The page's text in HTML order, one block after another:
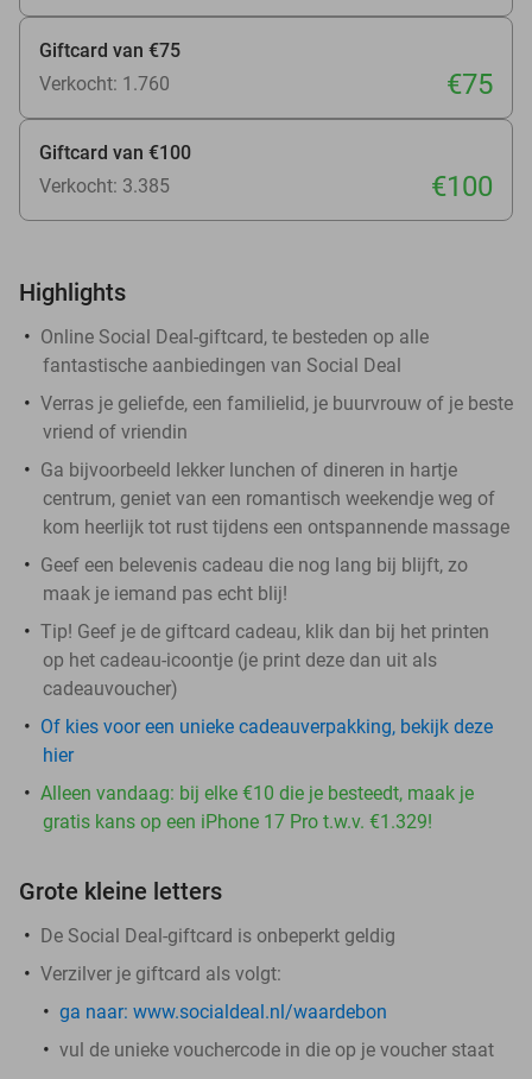
Giftcard van €75
Verkocht: 1.760
€75
Giftcard van €100
Verkocht: 3.385
€100
Highlights
Online Social Deal-giftcard, te besteden op alle
fantastische aanbiedingen van Social Deal
Verras je geliefde, een familielid, je buurvrouw of je beste
vriend of vriendin
Ga bijvoorbeeld lekker lunchen of dineren in hartje
centrum, geniet van een romantisch weekendje weg of
kom heerlijk tot rust tijdens een ontspannende massage
Geef een belevenis cadeau die nog lang bij blijft, zo
maak je iemand pas echt blij!
Tip! Geef je de giftcard cadeau, klik dan bij het printen
op het cadeau-icoontje (je print deze dan uit als
cadeauvoucher)
Of kies voor een unieke cadeauverpakking, bekijk deze
hier
Alleen vandaag: bij elke €10 die je besteedt, maak je
gratis kans op een iPhone 17 Pro t.w.v. €1.329!
Grote kleine letters
De Social Deal-giftcard is onbeperkt geldig
Verzilver je giftcard als volgt:
ga naar: www.socialdeal.nl/waardebon
vul de unieke vouchercode in die op je voucher staat